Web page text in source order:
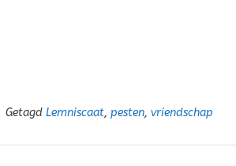
Getagd Lemniscaat, pesten, vriendschap